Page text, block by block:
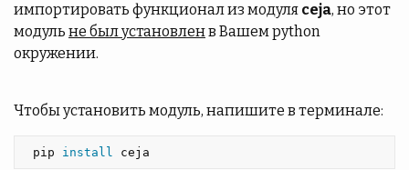
импортировать функционал из модуля ceja, но этот
модуль не был установленв Вашем python
окружении.
Чтобы установить модуль, напишите в терминале:
pip install ceja